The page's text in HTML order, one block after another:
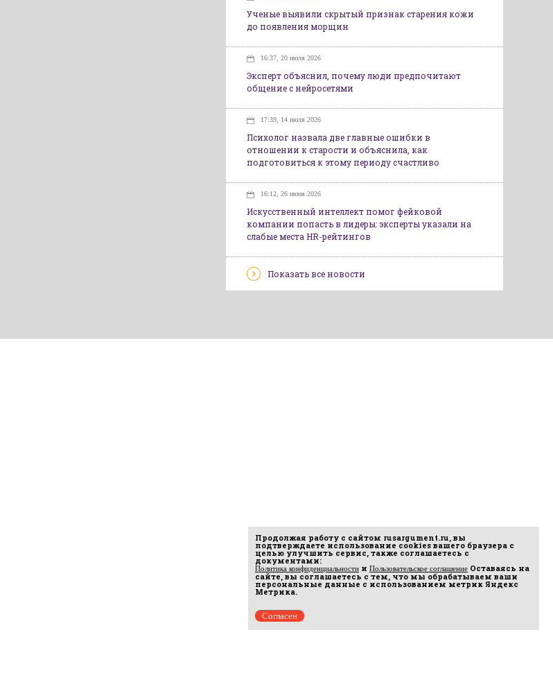
Ученые выявили скрытый признак старения кожи
до появления морщин
16:37, 20 июля 2026
Эксперт объяснил, почему люди предпочитают
общение с нейросетями
17:39, 14 июля 2026
Психолог назвала две главные ошибки в
отношении к старости и объяснила, как
подготовиться к этому периоду счастливо
16:12, 26 июня 2026
Искусственный интеллект помог фейковой
компании попасть в лидеры: эксперты указали на
слабые места HR-рейтингов
Показать все новости
Продолжая работу с сайтом rusargument.ru, вы
подтверждаете использование cookies вашего браузера с
целью улучшить сервис, также соглашаетесь с
документами:
Политика конфиденциальности и Пользовательское соглашение Оставаясь на
сайте, вы соглашаетесь с тем, что мы обрабатываем ваши
персональные данные с использованием метрик Яндекс
Метрика.
Согласен